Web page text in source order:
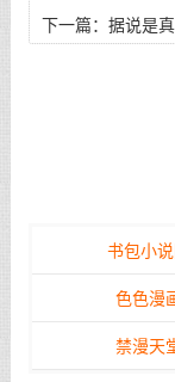
下一篇： 据说是
书包小说
色色漫
禁漫天